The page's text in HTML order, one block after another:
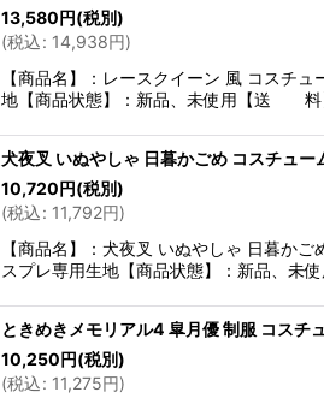
13,580円(税別)
(税込: 14,938円)
【商品名】：レースクイーン 風 コスチ
地【商品状態】：新品、未使用【送
犬夜叉 いぬやしゃ 日暮かごめ コスチュ
10,720円(税別)
(税込: 11,792円)
【商品名】：犬夜叉 いぬやしゃ 日暮か
スプレ専用生地【商品状態】：新品、未
ときめきメモリアル4 皐月優 制服 コスチ
10,250円(税別)
(税込: 11,275円)